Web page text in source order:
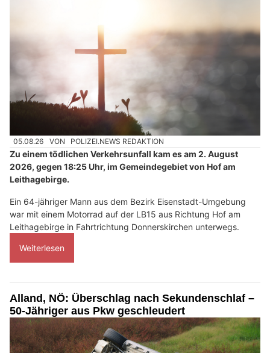
05.08.26 VON POLIZEI.NEWS REDAKTION
Zu einem tödlichen Verkehrsunfall kam es am 2. August
2026, gegen 18:25 Uhr, im Gemeindegebiet von Hof am
Leithagebirge.
Ein 64-jähriger Mann aus dem Bezirk Eisenstadt-Umgebung
war mit einem Motorrad auf der LB15 aus Richtung Hof am
Leithagebirge in Fahrtrichtung Donnerskirchen unterwegs.
Weiterlesen
Alland, NÖ: Überschlag nach Sekundenschlaf –
50-Jähriger aus Pkw geschleudert